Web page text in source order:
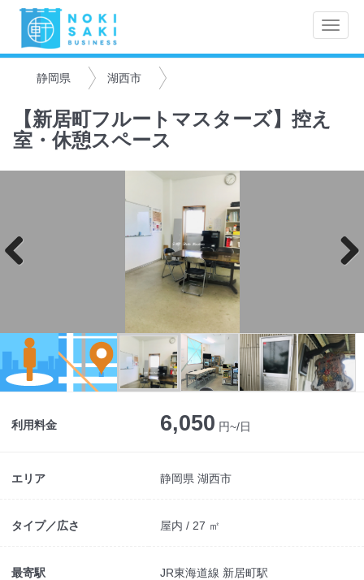
Toggle
静岡県 湖西市
【新居町フルートマスターズ】控え
室・休憩スペース
利用料金 6,050 円~/日
エリア 静岡県 湖西市
タイプ／広さ 屋内 / 27 ㎡
最寄駅
JR東海道線 新居町駅